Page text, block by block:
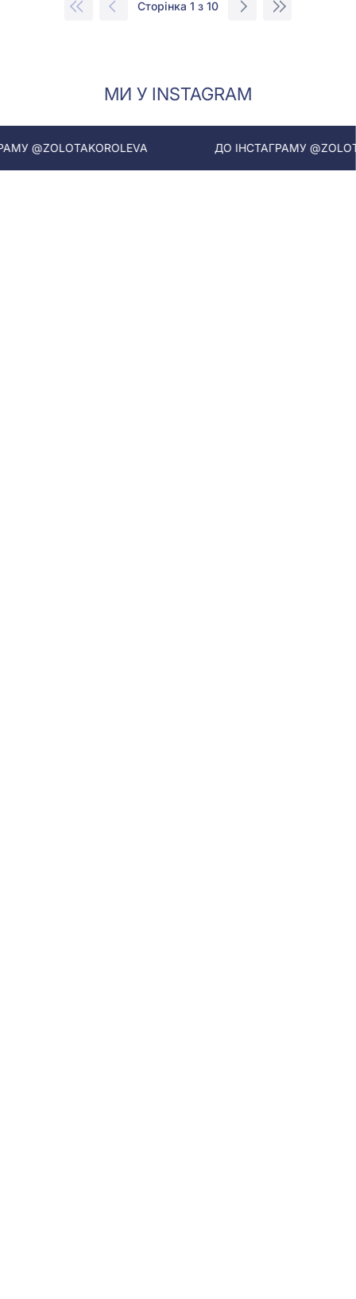
Сторінка 1 з 10
МИ У INSTAGRAM
ДО ІНСТАГРАМУ